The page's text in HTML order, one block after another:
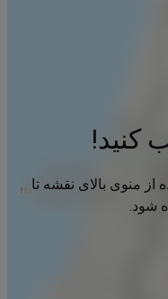
کنید!
از منوی بالای نقشه تا
شود.